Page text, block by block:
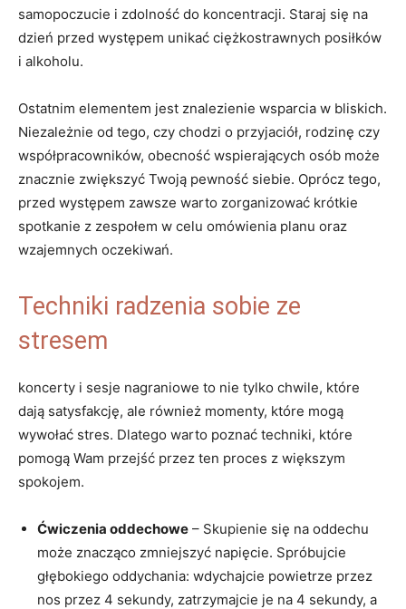
samopoczucie i zdolność do koncentracji. Staraj się na
dzień przed występem unikać ciężkostrawnych posiłków
i alkoholu.
Ostatnim elementem jest znalezienie wsparcia w bliskich.
Niezależnie od tego, czy chodzi o przyjaciół, rodzinę czy
współpracowników, obecność wspierających osób może
znacznie zwiększyć Twoją pewność siebie. Oprócz tego,
przed występem zawsze warto zorganizować krótkie
spotkanie z zespołem w celu omówienia planu oraz
wzajemnych oczekiwań.
Techniki radzenia sobie ze
stresem
koncerty i sesje nagraniowe to nie tylko chwile, które
dają satysfakcję, ale również momenty, które mogą
wywołać stres. Dlatego warto poznać techniki, które
pomogą Wam przejść przez ten proces z większym
spokojem.
Ćwiczenia oddechowe – Skupienie się na oddechu
może znacząco zmniejszyć napięcie. Spróbujcie
głębokiego oddychania: wdychajcie powietrze przez
nos przez 4 sekundy, zatrzymajcie je na 4 sekundy, a